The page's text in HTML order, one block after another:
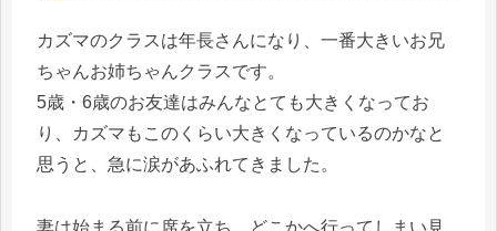
カズマのクラスは年長さんになり、一番大きいお兄
ちゃんお姉ちゃんクラスです。
5歳・6歳のお友達はみんなとても大きくなってお
り、カズマもこのくらい大きくなっているのかなと
思うと、急に涙があふれてきました。
妻は始まる前に席を立ち、どこかへ行ってしまい見